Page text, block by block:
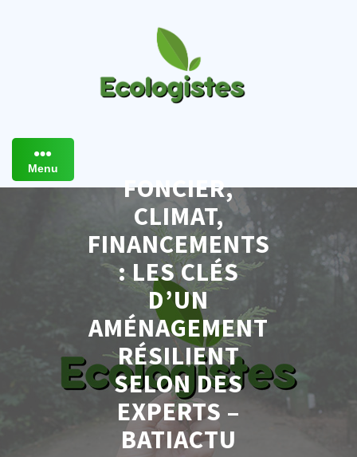
Menu
FONCIER,
CLIMAT,
FINANCEMENTS
: LES CLÉS
D’UN
AMÉNAGEMENT
RÉSILIENT
SELON DES
EXPERTS –
BATIACTU